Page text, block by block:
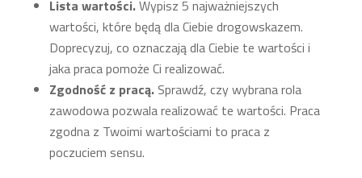
Lista wartości.Wypisz 5 najważniejszych
wartości, które będą dla Ciebie drogowskazem.
Doprecyzuj, co oznaczają dla Ciebie te wartości i
jaka praca pomoże Ci realizować.
Zgodność z pracą. Sprawdź, czy wybrana rola
zawodowa pozwala realizować te wartości. Praca
zgodna z Twoimi wartościami to praca z
poczuciem sensu.